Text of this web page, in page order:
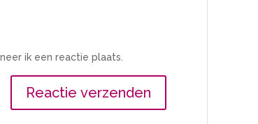
ik een reactie plaats.